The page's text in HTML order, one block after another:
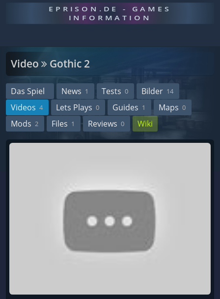
EPRISON.DE - GAMES
INFORMATION
Video Gothic 2
Das Spiel News 1 Tests 0 Bilder 14
Videos 4 Lets Plays 0 Guides 1 Maps 0
Mods 2 Files 1 Reviews 0 Wiki